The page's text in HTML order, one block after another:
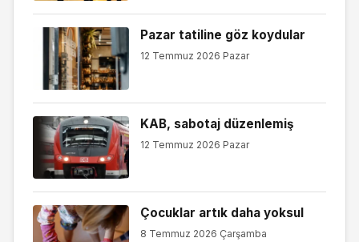
Pazar tatiline göz koydular
12 Temmuz 2026 Pazar
KAB, sabotaj düzenlemiş
12 Temmuz 2026 Pazar
Çocuklar artık daha yoksul
8 Temmuz 2026 Çarşamba